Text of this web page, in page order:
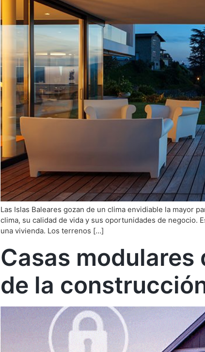
Las Islas Baleares gozan de un clima envidiable la mayor
clima, su calidad de vida y sus oportunidades de
una vivienda. Los terrenos […]
Casas
de la